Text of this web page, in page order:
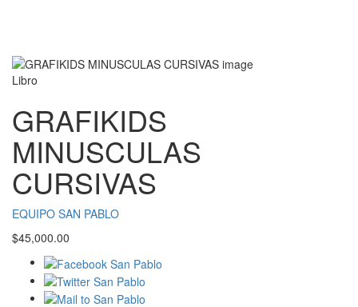
Libro
GRAFIKIDS
MINUSCULAS
CURSIVAS
EQUIPO SAN PABLO
$45,000.00